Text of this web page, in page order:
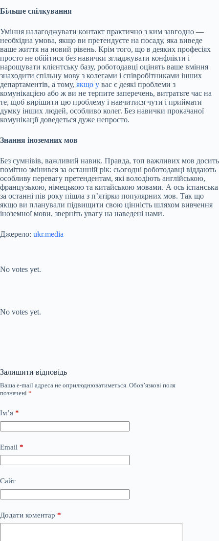
Більше спілкування
Уміння налагоджувати контакт практично з ким завгодно —
необхідна умова, якщо ви претендуєте на посаду, яка виведе
ваше життя на новий рівень. Крім того, що в деяких професіях
просто не обійтися без навички згладжувати конфлікти і
нарощувати клієнтську базу, роботодавці оцінять ваше вміння
знаходити спільну мову з колегами і співробітниками інших
департаментів, а тому, якщо у вас є деякі проблеми з
комунікацією або ж ви не терпите заперечень, витратьте час на
те, щоб вирішити цю проблему і навчитися чути і приймати
думку інших людей, особливо колег. Без навички прокачаної
комунікації доведеться дуже непросто.
Знання іноземних мов
Без сумнівів, важливий навик. Правда, топ важливих мов досить
помітно змінився за останній рік: сьогодні роботодавці віддають
особливу перевагу претендентам, які володіють англійською,
французькою, німецькою та китайською мовами. А ось іспанська
за останні пів року пішла з п’ятірки популярних мов. Так що
якщо ви планували підвищити свою цінність шляхом вивчення
іноземної мови, зверніть увагу на наведені нами.
Джерело: ukr.media
No votes yet.
No votes yet.
Залишити відповідь
Ваша e-mail адреса не оприлюднюватиметься. Обов’язкові поля
позначені *
Ім’я *
Email *
Сайт
Додати коментар *